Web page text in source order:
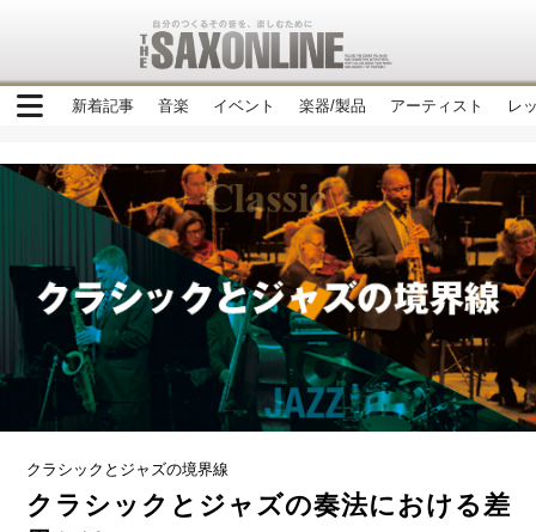
新着記事 音楽 イベント 楽器/製品 アーティスト レ
クラシックとジャズの境界線
クラシックとジャズの奏法における差